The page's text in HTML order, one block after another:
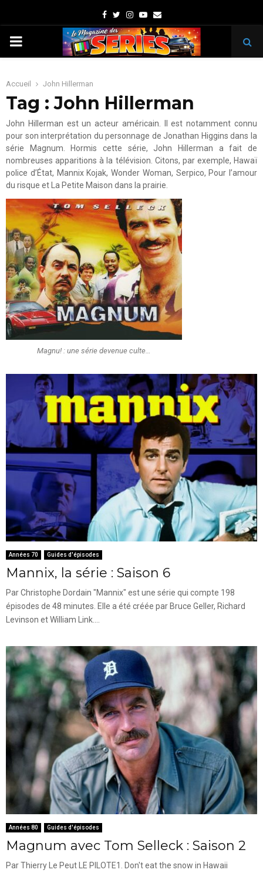
Facebook
TwitterInstagram
Youtube
Email
PRIMARY
Accueil John Hillerman
Tag : John Hillerman
John Hillerman est un acteur américain. Il est notamment connu
pour son interprétation du personnage de Jonathan Higgins dans la
série Magnum. Hormis cette série, John Hillerman a fait de
nombreuses apparitions à la télévision. Citons, par exemple, Hawaï
police d’État, Mannix Kojak, Wonder Woman, Serpico, Pour l’amour
du risque et La Petite Maison dans la prairie.
Magnu! : une série devenue culte…
Années 70 Guides d'épisodes
Mannix, la série : Saison 6
Par Christophe Dordain "Mannix" est une série qui compte 198
épisodes de 48 minutes. Elle a été créée par Bruce Geller, Richard
Levinson et William Link....
Années 80 Guides d'épisodes
Magnum avec Tom Selleck : Saison 2
Par Thierry Le Peut LE PILOTE1. Don't eat the snow in Hawaii